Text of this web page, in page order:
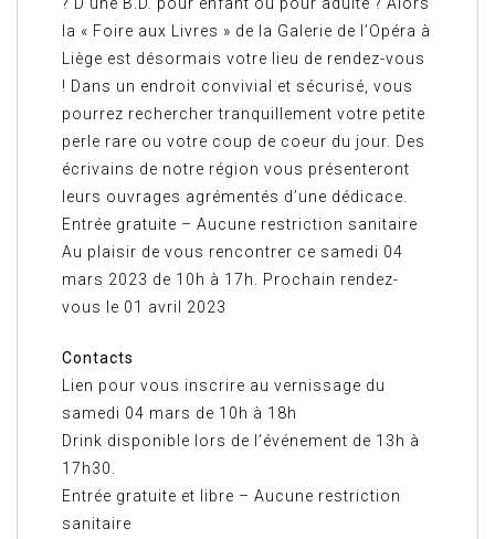
? D’une B.D. pour enfant ou pour adulte ? Alors
la « Foire aux Livres » de la Galerie de l’Opéra à
Liège est désormais votre lieu de rendez-vous
! Dans un endroit convivial et sécurisé, vous
pourrez rechercher tranquillement votre petite
perle rare ou votre coup de coeur du jour. Des
écrivains de notre région vous présenteront
leurs ouvrages agrémentés d’une dédicace.
Entrée gratuite – Aucune restriction sanitaire
Au plaisir de vous rencontrer ce samedi 04
mars 2023 de 10h à 17h. Prochain rendez-
vous le 01 avril 2023
Contacts
Lien pour vous inscrire au vernissage du
samedi 04 mars de 10h à 18h
Drink disponible lors de l’événement de 13h à
17h30.
Entrée gratuite et libre – Aucune restriction
sanitaire